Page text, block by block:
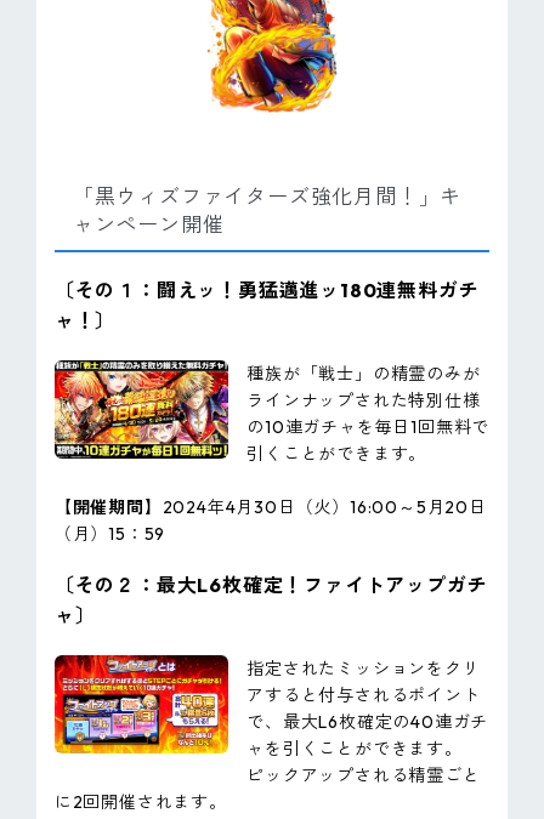
「黒ウィズファイターズ強化月間！」キ
ャンペーン開催
〔その１：闘えッ！勇猛邁進ッ180連無料ガチ
ャ！〕
種族が「戦士」の精霊のみが
ラインナップされた特別仕様
の10連ガチャを毎日1回無料で
引くことができます。
【開催期間】 2024年4月30日（火）16:00～5月20日
（月）15：59
〔その２：最大L6枚確定！ファイトアップガチ
ャ〕
指定されたミッションをクリ
アすると付与されるポイント
で、最大L6枚確定の40連ガチ
ャを引くことができます。
ピックアップされる精霊ごと
に2回開催されます。